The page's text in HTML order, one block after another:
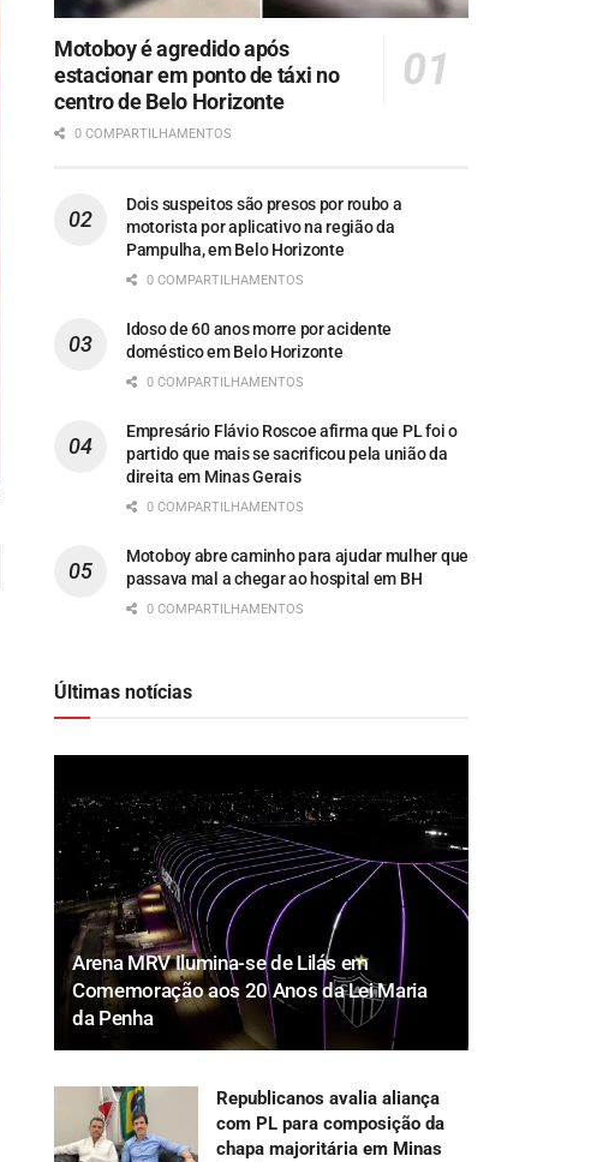
Motoboy é agredido após
estacionar em ponto de táxi no
centro de Belo Horizonte
0 COMPARTILHAMENTOS
Dois suspeitos são presos por roubo a
motorista por aplicativo na região da
Pampulha, em Belo Horizonte
0 COMPARTILHAMENTOS
Idoso de 60 anos morre por acidente
doméstico em Belo Horizonte
0 COMPARTILHAMENTOS
Empresário Flávio Roscoe afirma que PL foi o
partido que mais se sacrificou pela união da
direita em Minas Gerais
0 COMPARTILHAMENTOS
Motoboy abre caminho para ajudar mulher que
passava mal a chegar ao hospital em BH
0 COMPARTILHAMENTOS
Últimas notícias
Arena MRV Ilumina-se de Lilás em
Comemoração aos 20 Anos da Lei Maria
da Penha
Republicanos avalia aliança
com PL para composição da
chapa majoritária em Minas